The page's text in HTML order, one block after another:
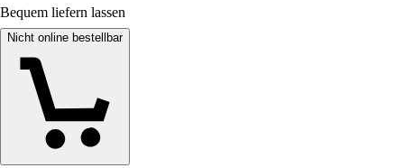
Bequem liefern lassen
Nicht online bestellbar